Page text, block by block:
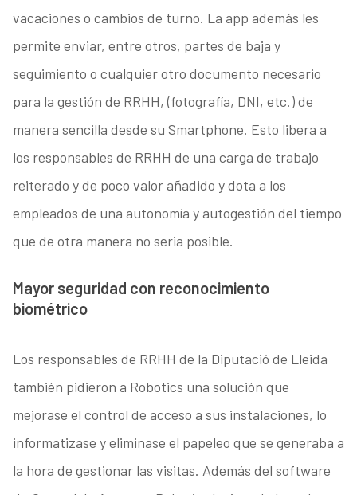
vacaciones o cambios de turno. La app además les
permite enviar, entre otros, partes de baja y
seguimiento o cualquier otro documento necesario
para la gestión de RRHH, (fotografía, DNI, etc.) de
manera sencilla desde su Smartphone. Esto libera a
los responsables de RRHH de una carga de trabajo
reiterado y de poco valor añadido y dota a los
empleados de una autonomía y autogestión del tiempo
que de otra manera no seria posible.
Mayor seguridad con reconocimiento
biométrico
Los responsables de RRHH de la Diputació de Lleida
también pidieron a Robotics una solución que
mejorase el control de acceso a sus instalaciones, lo
informatizase y eliminase el papeleo que se generaba a
la hora de gestionar las visitas. Además del software